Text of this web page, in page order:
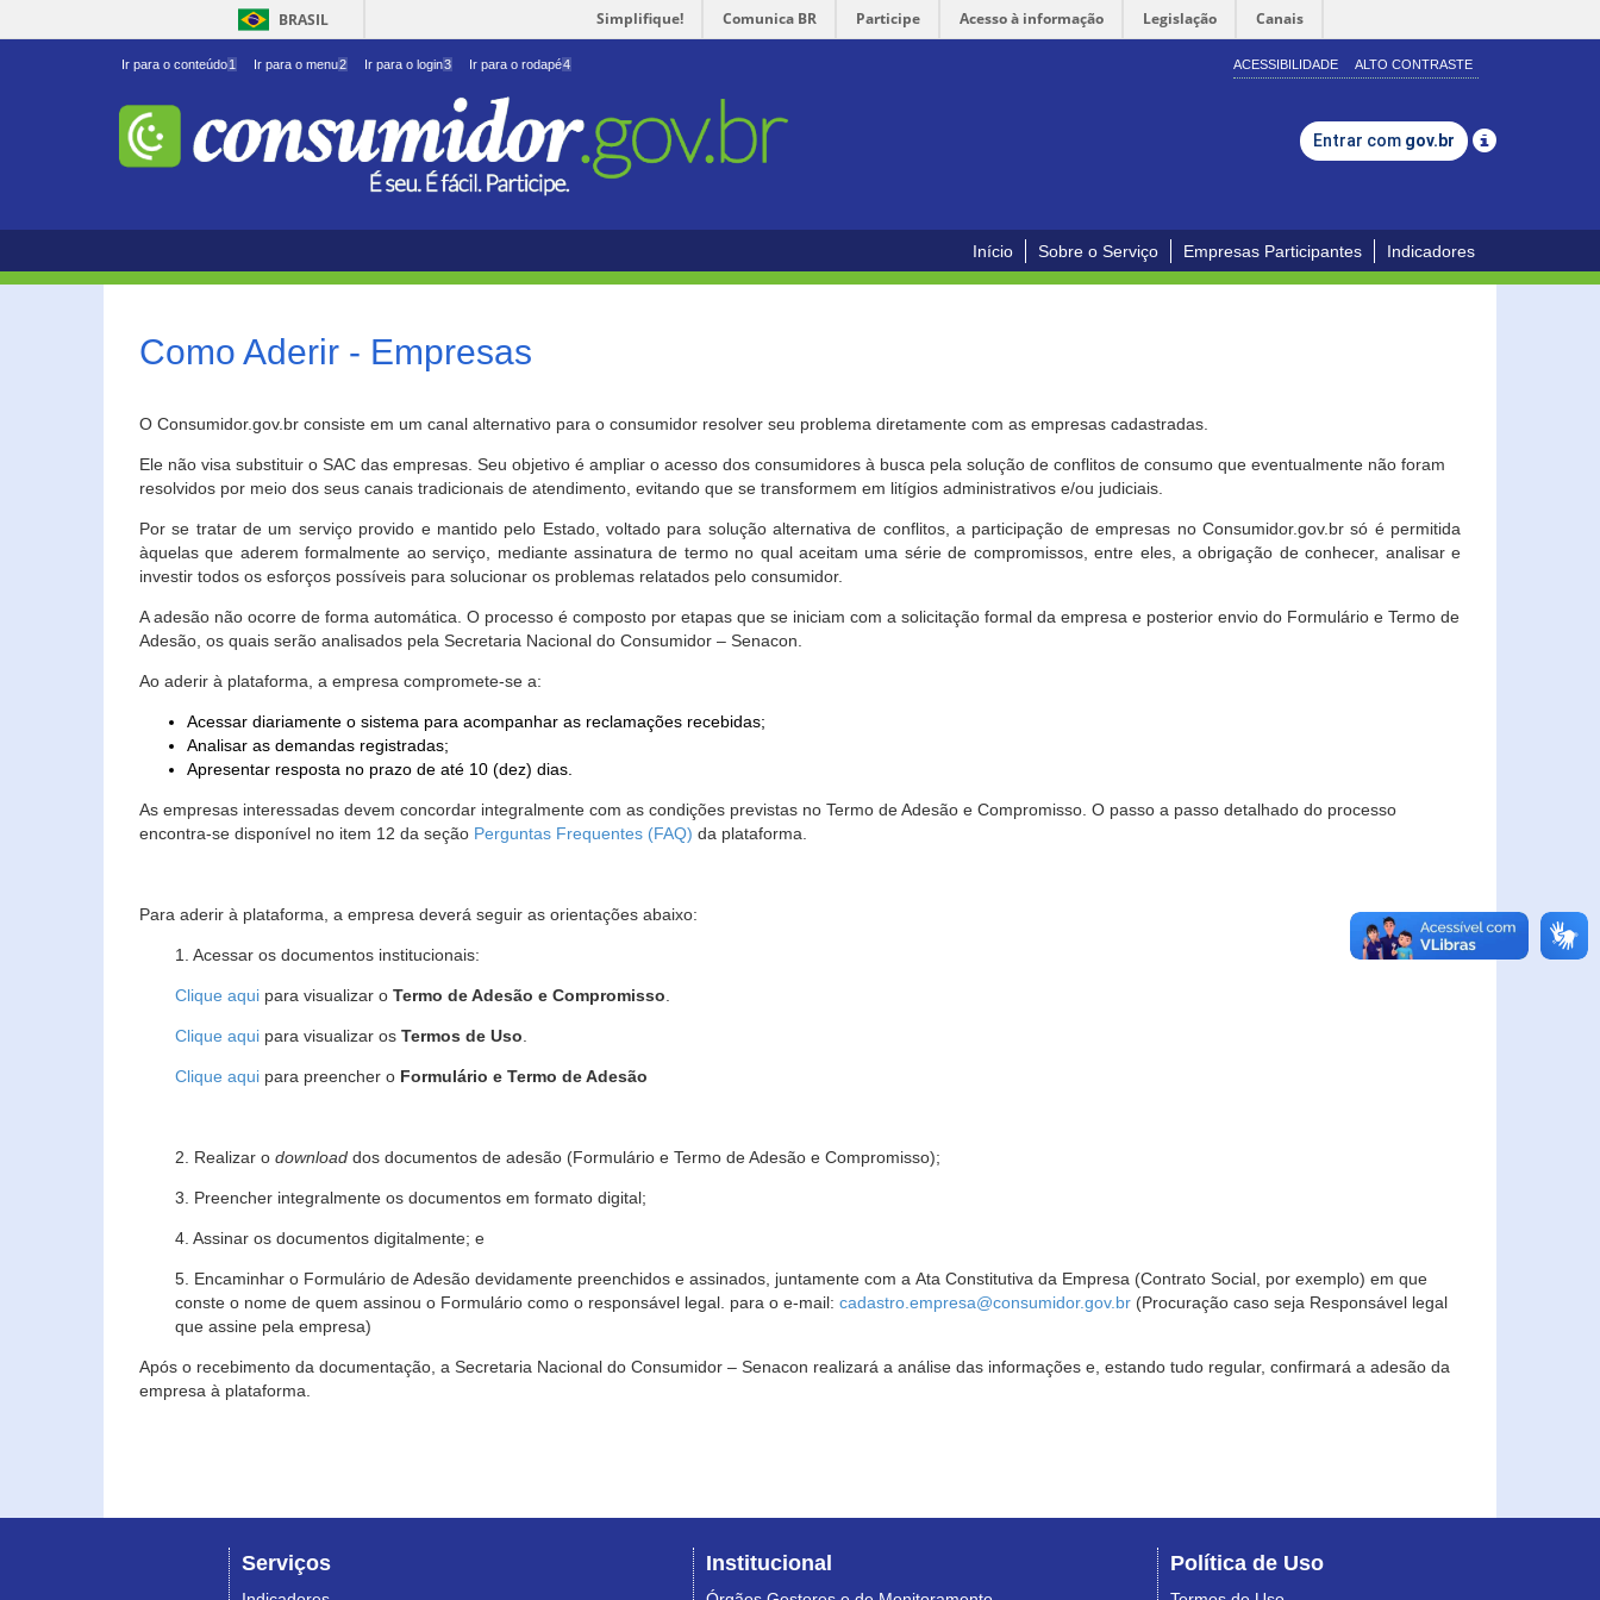
BRASIL Simplifique! Comunica BR Participe Acesso à informação Legislação Canais
Ir para o conteúdo1 Ir para o menu2 Ir para o login3 Ir para o rodapé4 ACESSIBILIDADE ALTO CONTRASTE
Entrar com gov.br
Início Sobre o Serviço Empresas Participantes Indicadores
Como Aderir - Empresas
O Consumidor.gov.br consiste em um canal alternativo para o consumidor resolver seu problema diretamente com as empresas cadastradas.
Ele não visa substituir o SAC das empresas. Seu objetivo é ampliar o acesso dos consumidores à busca pela solução de conflitos de consumo que eventualmente não foram
resolvidos por meio dos seus canais tradicionais de atendimento, evitando que se transformem em litígios administrativos e/ou judiciais.
Por se tratar de um serviço provido e mantido pelo Estado, voltado para solução alternativa de conflitos, a participação de empresas no Consumidor.gov.br só é permitida
àquelas que aderem formalmente ao serviço, mediante assinatura de termo no qual aceitam uma série de compromissos, entre eles, a obrigação de conhecer, analisar e
investir todos os esforços possíveis para solucionar os problemas relatados pelo consumidor.
A adesão não ocorre de forma automática. O processo é composto por etapas que se iniciam com a solicitação formal da empresa e posterior envio do Formulário e Termo de
Adesão, os quais serão analisados pela Secretaria Nacional do Consumidor – Senacon.
Ao aderir à plataforma, a empresa compromete-se a:
Acessar diariamente o sistema para acompanhar as reclamações recebidas;
Analisar as demandas registradas;
Apresentar resposta no prazo de até 10 (dez) dias.
As empresas interessadas devem concordar integralmente com as condições previstas no Termo de Adesão e Compromisso. O passo a passo detalhado do processo
encontra-se disponível no item 12 da seção Perguntas Frequentes (FAQ) da plataforma.
Para aderir à plataforma, a empresa deverá seguir as orientações abaixo:
1. Acessar os documentos institucionais:
Clique aqui para visualizar o Termo de Adesão e Compromisso
Clique aqui para visualizar os Termos de Uso
Clique aqui para preencher o Formulário e Termo de Adesão
2. Realizar o download dos documentos de adesão (Formulário e Termo de Adesão e Compromisso);
3. Preencher integralmente os documentos em formato digital;
4. Assinar os documentos digitalmente; e
5. Encaminhar o Formulário de Adesão devidamente preenchidos e assinados, juntamente com a Ata Constitutiva da Empresa (Contrato Social, por exemplo) em que
conste o nome de quem assinou o Formulário como o responsável legal. para o e-mail: cadastro.empresa@consumidor.gov.br (Procuração caso seja Responsável legal
que assine pela empresa)
Após o recebimento da documentação, a Secretaria Nacional do Consumidor – Senacon realizará a análise das informações e, estando tudo regular, confirmará a adesão da
empresa à plataforma.
Serviços Institucional Política de Uso